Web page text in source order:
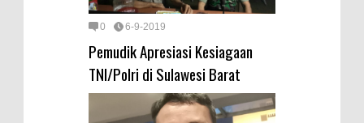
0 6-9-2019
Pemudik Apresiasi Kesiagaan
TNI/Polri di Sulawesi Barat